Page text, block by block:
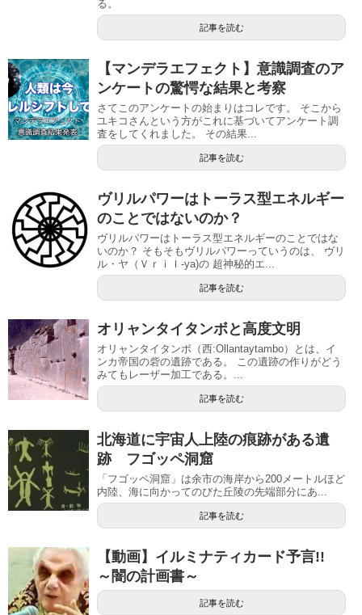
る。
記事を読む
【マンデラエフェクト】意識調査のア
ンケートの驚愕な結果と考察
さてこのアンケートの始まりはコレです。 そこから
ユキコさんという方がこれに基づいてアンケート調
査をしてくれました。 その結果...
記事を読む
ヴリルパワーはトーラス型エネルギー
のことではないのか？
ヴリルパワーはトーラス型エネルギーのことではな
いのか？ そもそもヴリルパワーっていうのは、 ヴリ
ル・ヤ（Ｖｒｉｌ-ya)の 超神秘的エ...
記事を読む
オリャンタイタンボと高度文明
オリャンタイタンボ（西:Ollantaytambo）とは、イ
ンカ帝国の砦の遺跡である。 この遺跡の作りがどう
みてもレーザー加工である。...
記事を読む
北海道に宇宙人上陸の痕跡がある遺
跡 フゴッペ洞窟
「フゴッペ洞窟」は余市の海岸から200メートルほど
内陸、海に向かってのびた丘陵の先端部分にあ...
記事を読む
【動画】イルミナティカード予言!!
～闇の計画書～
記事を読む